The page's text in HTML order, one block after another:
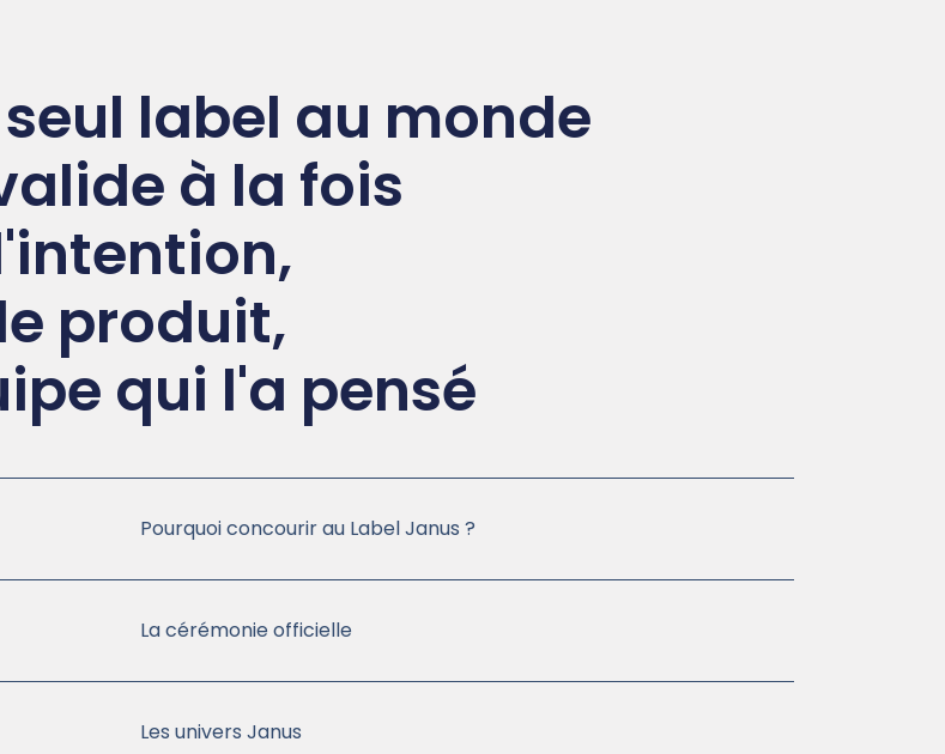
label au monde
à la fois
produit,
qui l'a pensé
Pourquoi concourir au Label Janus ?
La cérémonie officielle
Les univers Janus